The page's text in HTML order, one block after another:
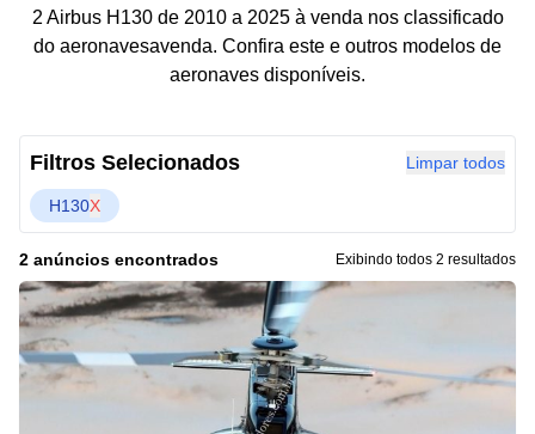
2 Airbus H130 de 2010 a 2025 à venda nos classificado
do aeronavesavenda. Confira este e outros modelos de
aeronaves disponíveis.
Filtros Selecionados Limpar todos
H130X
2 anúncios encontrados Exibindo todos 2 resultados